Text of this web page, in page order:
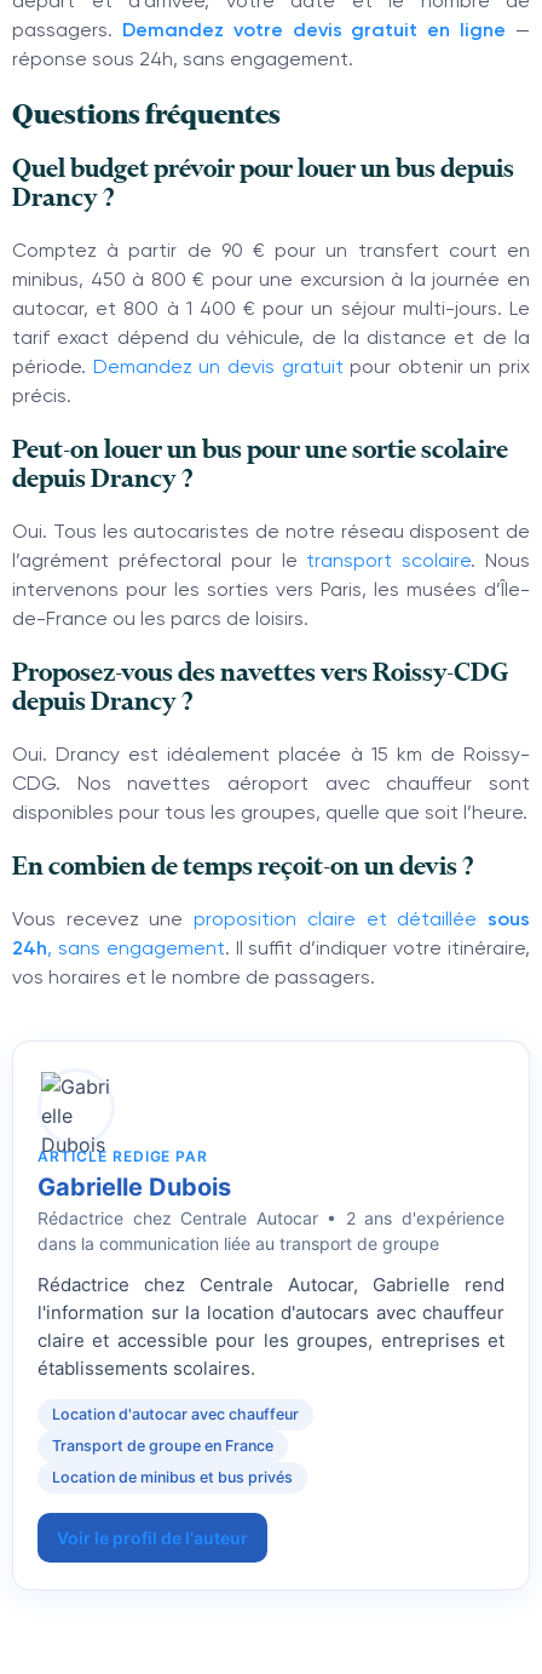
passagers. Demandez votre devis gratuit en ligne —
réponse sous 24h, sans engagement.
Questions fréquentes
Quel budget prévoir pour louer un bus depuis
Drancy ?
Comptez à partir de 90 € pour un transfert court en
minibus, 450 à 800 € pour une excursion à la journée en
autocar, et 800 à 1 400 € pour un séjour multi-jours. Le
tarif exact dépend du véhicule, de la distance et de la
période. Demandez un devis gratuit pour obtenir un prix
précis.
Peut-on louer un bus pour une sortie scolaire
depuis Drancy ?
Oui. Tous les autocaristes de notre réseau disposent de
l’agrément préfectoral pour le transport scolaire. Nous
intervenons pour les sorties vers Paris, les musées d’Île-
de-France ou les parcs de loisirs.
Proposez-vous des navettes vers Roissy-CDG
depuis Drancy ?
Oui. Drancy est idéalement placée à 15 km de Roissy-
CDG. Nos navettes aéroport avec chauffeur sont
disponibles pour tous les groupes, quelle que soit l’heure.
En combien de temps reçoit-on un devis ?
Vous recevez uneproposition claire et détaillée sous
24h, sans engagement. Il suffit d’indiquer votre itinéraire,
vos horaires et le nombre de passagers.
ARTICLE REDIGE PAR
Gabrielle Dubois
Rédactrice chez Centrale Autocar • 2 ans d'expérience
dans la communication liée au transport de groupe
Rédactrice chez Centrale Autocar, Gabrielle rend
l'information sur la location d'autocars avec chauffeur
claire et accessible pour les groupes, entreprises et
établissements scolaires.
Location d'autocar avec chauffeur
Transport de groupe en France
Location de minibus et bus privés
Voir le profil de l'auteur